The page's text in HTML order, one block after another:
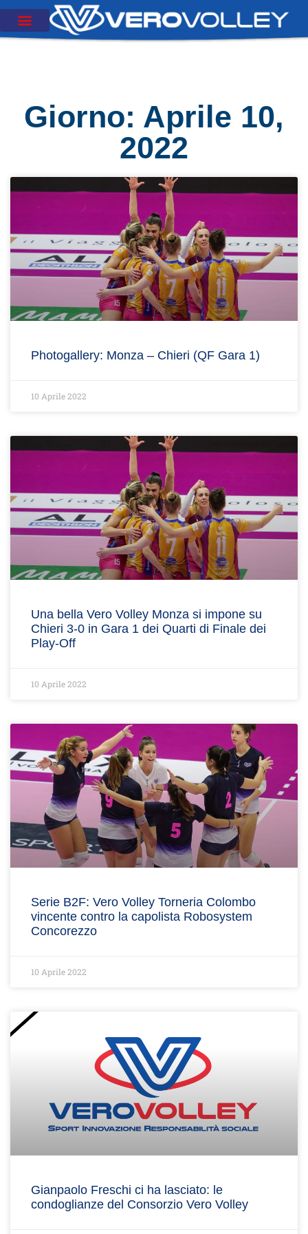
Giorno: Aprile 10,
2022
Photogallery: Monza – Chieri (QF Gara 1)
10 Aprile 2022
Una bella Vero Volley Monza si impone su
Chieri 3-0 in Gara 1 dei Quarti di Finale dei
Play-Off
10 Aprile 2022
Serie B2F: Vero Volley Torneria Colombo
vincente contro la capolista Robosystem
Concorezzo
10 Aprile 2022
Gianpaolo Freschi ci ha lasciato: le
condoglianze del Consorzio Vero Volley